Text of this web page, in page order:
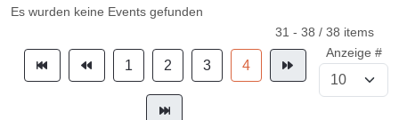
Es wurden keine Events gefunden
31 - 38 / 38 items
Anzeige #
1 2 3 4